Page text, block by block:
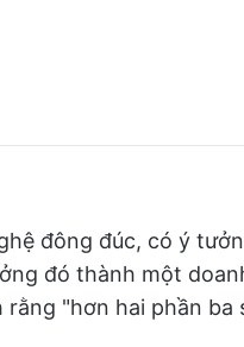
đông đúc, có ý
đó thành một
rằng "hơn hai phần